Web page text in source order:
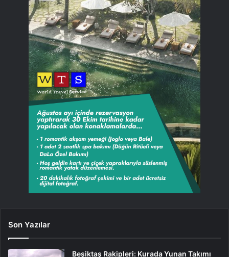
Son Yazılar
Beşiktaş Rakipleri: Kurada Yunan Takımı